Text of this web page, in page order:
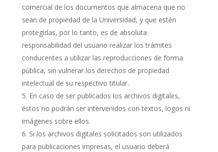
comercial de los documentos que almacena que no
sean de propiedad de la Universidad, y que estén
protegidas, por lo tanto, es de absoluta
responsabilidad del usuario realizar los trámites
conducentes a utilizar las reproducciones de forma
pública, sin vulnerar los derechos de propiedad
intelectual de su respectivo titular.
En caso de ser publicados los archivos digitales,
éstos no podrán ser intervenidos con textos, logos ni
imágenes sobre ellos.
Si los archivos digitales solicitados son utilizados
para publicaciones impresas, el usuario deberá